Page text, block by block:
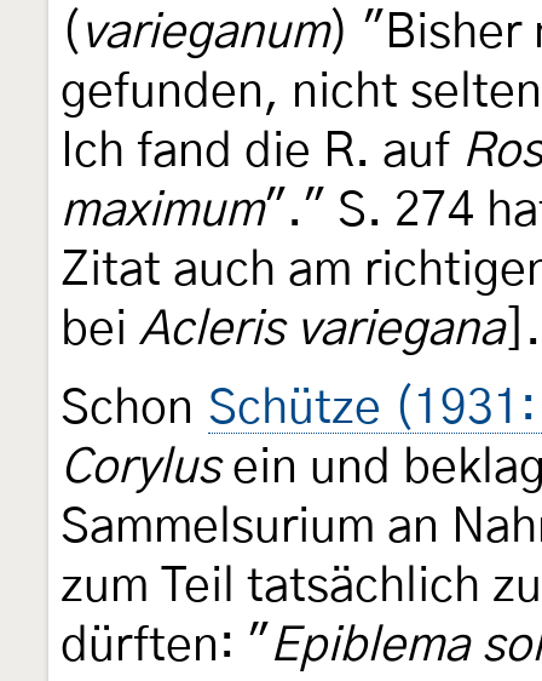
( varieganum) "Bisher
gefunden, nicht
Ich fand die R. auf
maximum"." S. 274
Zitat auch am
bei Acleris variegana].
Schon Schütze
Corylusein und
Sammelsurium an
zum Teil tatsächlich
dürften: " Epiblema